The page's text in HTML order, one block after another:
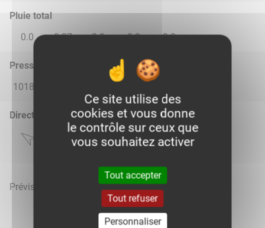
Pluie total
0.0
0.37 0.0 0.0 0.0
Pression atmosphérique (hPa)
1018.0
Direction du vent
Prévisions météo mises à jour le 10 août 2026 à 10h
Ce site utilise des
cookies et vous donne
le contrôle sur ceux que
vous souhaitez activer
Tout accepter
Tout refuser
Personnaliser